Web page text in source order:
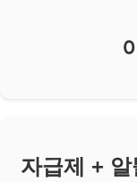
자급제 +